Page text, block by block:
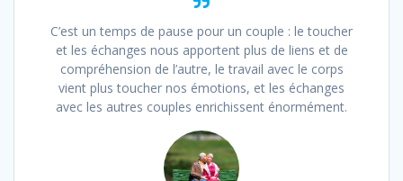
C’est un temps de pause pour un couple : le toucher
et les échanges nous apportent plus de liens et de
compréhension de l’autre, le travail avec le corps
vient plus toucher nos émotions, et les échanges
avec les autres couples enrichissent énormément.